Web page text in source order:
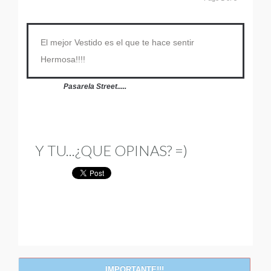
El mejor Vestido es el que te hace sentir
Hermosa!!!!
Pasarela Street.....
Y TU...¿QUE OPINAS? =)